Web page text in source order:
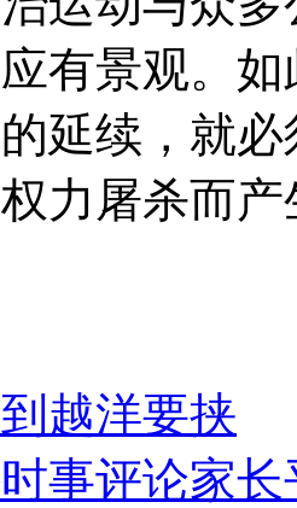
有景观。
延续，就
力屠杀而
越洋要挟
事评论家长